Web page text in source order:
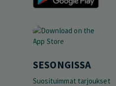
SESONGISSA
Suosituimmat tarjoukset